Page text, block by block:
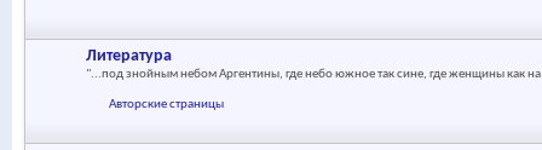
Литература
"...под знойным небом Аргентины, где небо южное так сине, где женщины как на
Авторские страницы